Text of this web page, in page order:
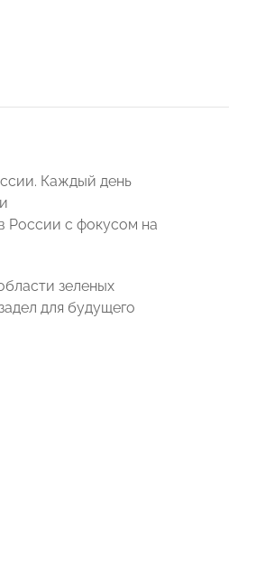
Каждый день
России с фокусом на
зеленых
для будущего